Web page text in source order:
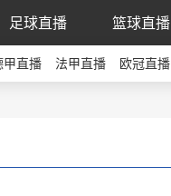
足球直播 篮球直播
甲直播 法甲直播 欧冠直播